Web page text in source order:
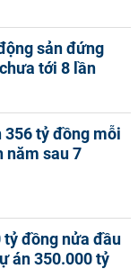
sản đứng
tới 8 lần
356 tỷ đồng mỗi
năm sau 7
tỷ đồng nửa đầu
án 350.000 tỷ